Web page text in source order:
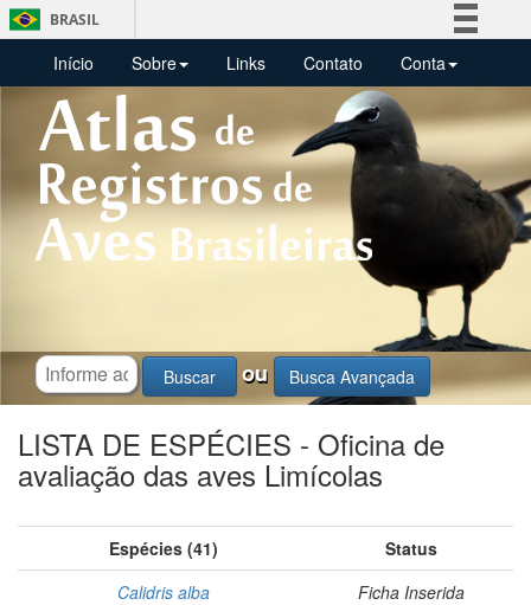
BRASIL
Simplifique!
Comunica BR
Participe
Acesso à informação
Legislação
Canais
Início Sobre Links Contato Conta
ou Busca Avançada
LISTA DE ESPÉCIES - Oficina de
avaliação das aves Limícolas
Espécies (41)
Status
Calidris alba
Ficha Inserida